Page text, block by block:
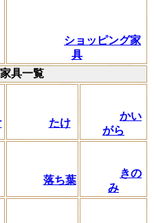
ショッピング家
具
具一覧
たけ
かい
がら
落ち葉
きの
み